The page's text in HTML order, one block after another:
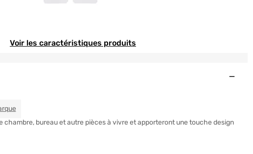
Voir les caractéristiques produits
Ouvert
LINEA BERTOMANI
chambre, bureau et autre pièces à vivre et apporteront une touche design